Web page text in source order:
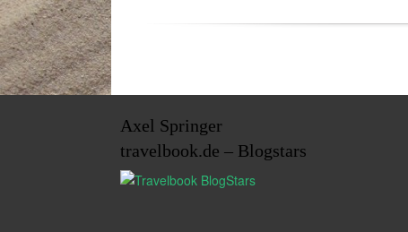
Axel Springer
travelbook.de – Blogstars